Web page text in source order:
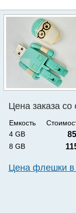
Цена заказа со
Емкость
4 GB
8 GB
Цена флешки в